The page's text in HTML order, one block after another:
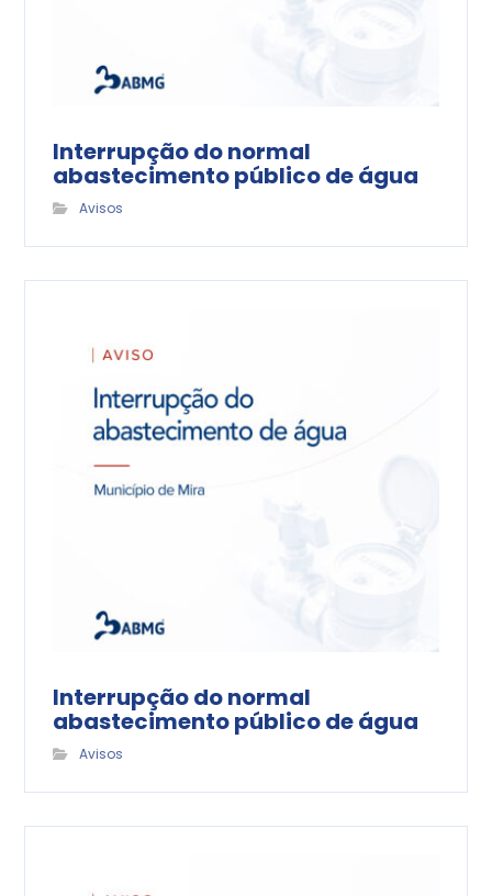
Interrupção do normal
abastecimento público de água
Avisos
Interrupção do normal
abastecimento público de água
Avisos